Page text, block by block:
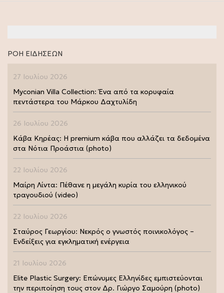
ΡΟΗ ΕΙΔΗΣΕΩΝ
27 Ιουλίου 2026
Myconian Villa Collection: Ένα από τα κορυφαία
πεντάστερα του Μάρκου Δαχτυλίδη
26 Ιουλίου 2026
Κάβα Κηρέας: Η premium κάβα που αλλάζει τα δεδομένα
στα Νότια Προάστια (photo)
22 Ιουλίου 2026
Μαίρη Λίντα: Πέθανε η μεγάλη κυρία του ελληνικού
τραγουδιού (video)
22 Ιουλίου 2026
Σταύρος Γεωργίου: Νεκρός ο γνωστός ποινικολόγος –
Ενδείξεις για εγκληματική ενέργεια
21 Ιουλίου 2026
Elite Plastic Surgery: Επώνυμες Ελληνίδες εμπιστεύονται
την περιποίηση τους στον Δρ. Γιώργο Σαμούρη (photo)